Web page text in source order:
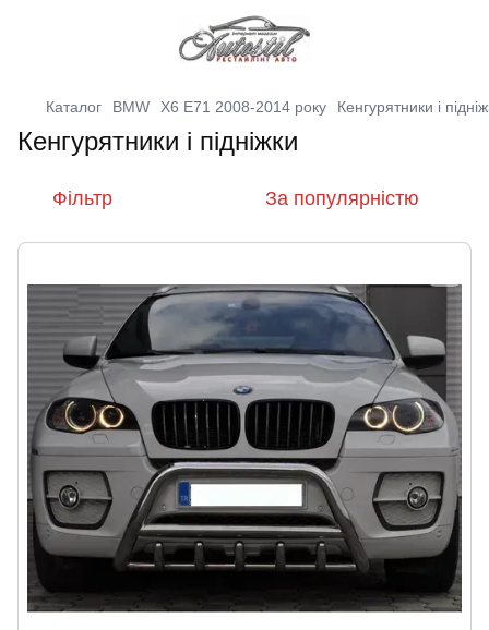
Каталог BMW X6 E71 2008-2014 року Кенгурятники і
Кенгурятники і підніжки
Фільтр За популярністю